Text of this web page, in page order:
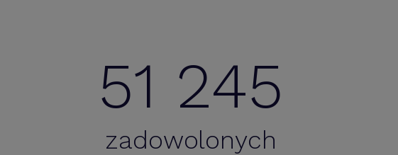
51 245
zadowolonych